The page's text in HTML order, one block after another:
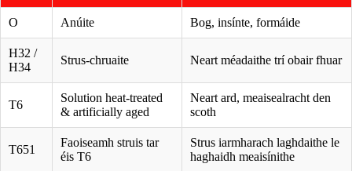
O Anúite Bog, insínte, formáide
H32 /
H34
Strus-chruaite Neart méadaithe trí obair fhuar
T6
Solution heat-treated
& artificially aged
Neart ard, meaisealracht den
scoth
T651
Faoiseamh struis tar
éis T6
Strus iarmharach laghdaithe le
haghaidh meaisínithe